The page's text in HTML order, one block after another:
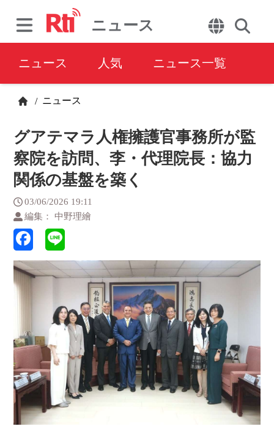
ニュース
ニュース 人気 ニュース一覧
/ ニュース
グアテマラ人権擁護官事務所が監
察院を訪問、李・代理院長：協力
関係の基盤を築く
03/06/2026 19:11
編集： 中野理繪